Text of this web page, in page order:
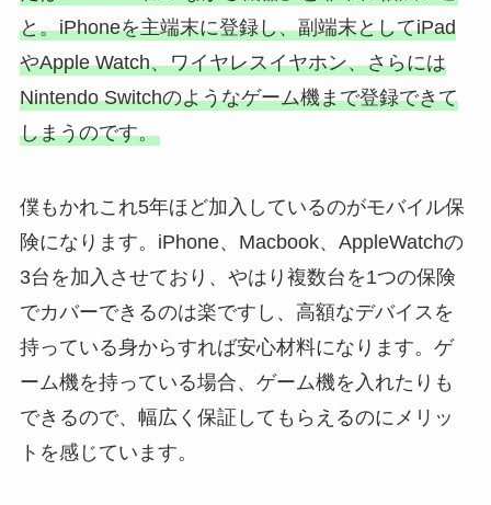
と。iPhoneを主端末に登録し、副端末としてiPad
やApple Watch、ワイヤレスイヤホン、さらには
Nintendo Switchのようなゲーム機まで登録できて
しまうのです。
僕もかれこれ5年ほど加入しているのがモバイル保
険になります。iPhone、Macbook、AppleWatchの
3台を加入させており、やはり複数台を1つの保険
でカバーできるのは楽ですし、高額なデバイスを
持っている身からすれば安心材料になります。ゲ
ーム機を持っている場合、ゲーム機を入れたりも
できるので、幅広く保証してもらえるのにメリッ
トを感じています。